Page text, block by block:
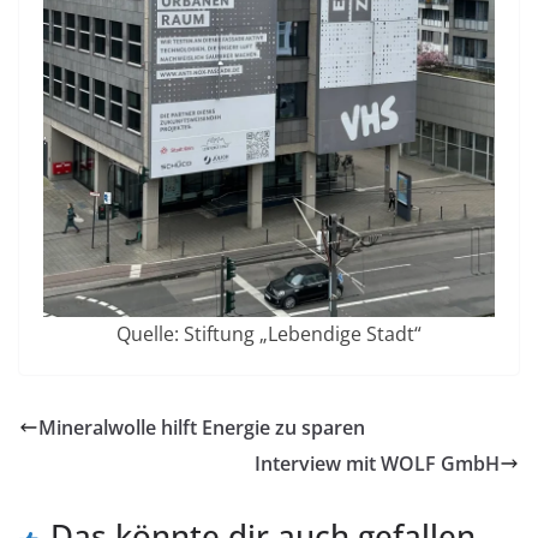
Quelle: Stiftung „Lebendige Stadt“
Mineralwolle hilft Energie zu sparen
Interview mit WOLF GmbH